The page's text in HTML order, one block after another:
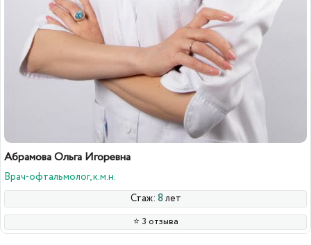
Абрамова Ольга Игоревна
Врач-офтальмолог, к.м.н.
Стаж: 8лет
⭐️ 3 отзыва